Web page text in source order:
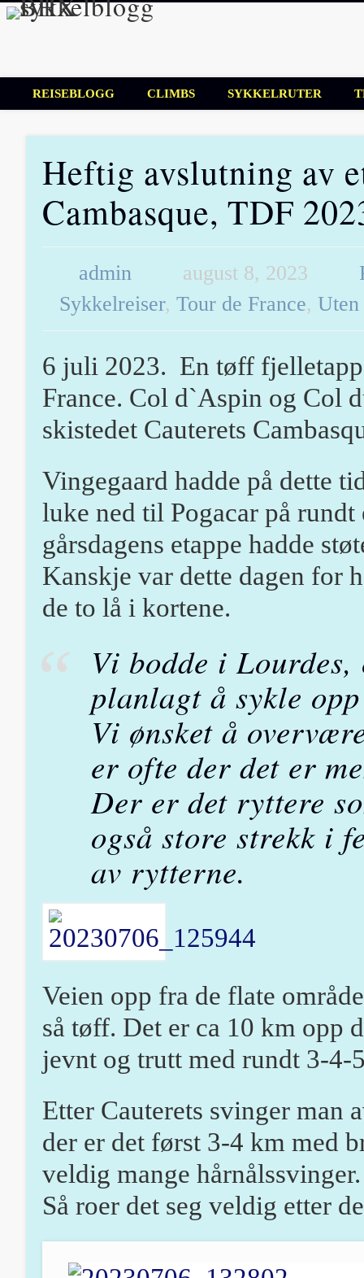
REISEBLOGG CLIMBS SYKKELRUTER
Heftig avslutning av
Cambasque, TDF
admin august 8, 2023
Sykkelreiser, Tour de France,
6 juli 2023. En tøff
France. Col d`Aspin og Col
skistedet Cauterets
Vingegaard hadde på dette
luke ned til Pogacar på
gårsdagens etappe hadde
Kanskje var dette dagen for
de to lå i kortene.
Vi bodde i Lourdes,
planlagt å sykle
Vi ønsket å
er ofte der det er
Der er det ryttere
også store strekk i
av rytterne.
Veien opp fra de flate
så tøff. Det er ca 10 km opp
jevnt og trutt med rundt 3-4-
Etter Cauterets svinger man
der er det først 3-4 km med
veldig mange
Så roer det seg veldig etter